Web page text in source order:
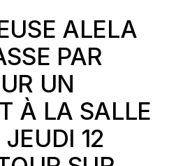
ALELA
PAR
UN
À LA SALLE
12